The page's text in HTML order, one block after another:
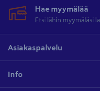
Hae myymälää
Etsi lähin myymäläsi
Asiakaspalvelu
Info